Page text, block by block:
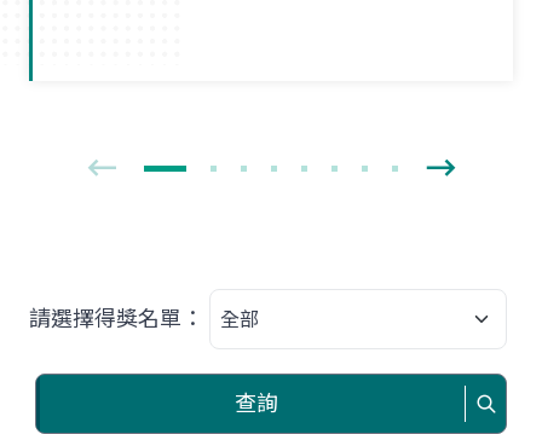
請選擇得獎名單：
查詢